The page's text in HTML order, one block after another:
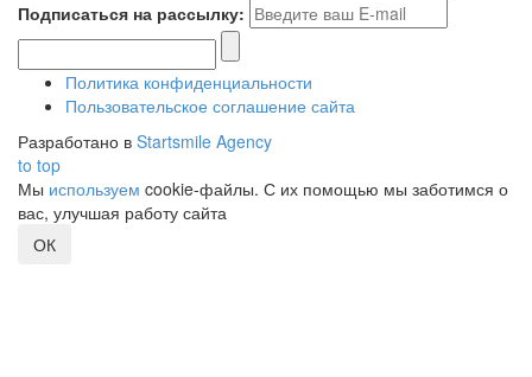
Подписаться на рассылку:
Политика конфиденциальности
Пользовательское соглашение сайта
Разработано в Startsmile Agency
to top
Мы используем cookie-файлы. С их помощью мы заботимся о
вас, улучшая работу сайта
ОК